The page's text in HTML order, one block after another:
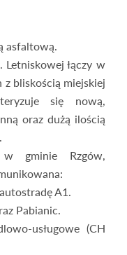
asfaltową.
Letniskowej łączy w
bliskością miejskiej
się nową,
oraz dużą ilością
w gminie Rzgów,
A1.
Pabianic.
usługowe (CH